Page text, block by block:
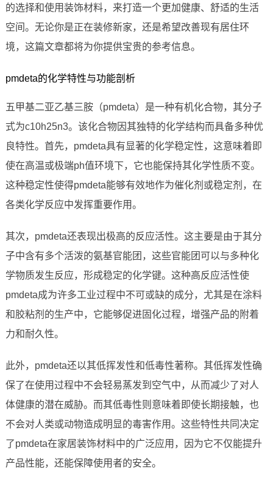
的选择和使用装饰材料，来打造一个更加健康、舒适的生活
空间。无论你是正在装修新家，还是希望改善现有居住环
境，这篇文章都将为你提供宝贵的参考信息。
pmdeta的化学特性与功能剖析
五甲基二亚乙基三胺（pmdeta）是一种有机化合物，其分子
式为c10h25n3。该化合物因其独特的化学结构而具备多种优
良特性。首先，pmdeta具有显著的化学稳定性，这意味着即
使在高温或极端ph值环境下，它也能保持其化学性质不变。
这种稳定性使得pmdeta能够有效地作为催化剂或稳定剂，在
各类化学反应中发挥重要作用。
其次，pmdeta还表现出极高的反应活性。这主要是由于其分
子中含有多个活泼的氨基官能团，这些官能团可以与多种化
学物质发生反应，形成稳定的化学键。这种高反应活性使
pmdeta成为许多工业过程中不可或缺的成分，尤其是在涂料
和胶粘剂的生产中，它能够促进固化过程，增强产品的附着
力和耐久性。
此外，pmdeta还以其低挥发性和低毒性著称。其低挥发性确
保了在使用过程中不会轻易蒸发到空气中，从而减少了对人
体健康的潜在威胁。而其低毒性则意味着即使长期接触，也
不会对人类或动物造成明显的毒害作用。这些特性共同决定
了pmdeta在家居装饰材料中的广泛应用，因为它不仅能提升
产品性能，还能保障使用者的安全。